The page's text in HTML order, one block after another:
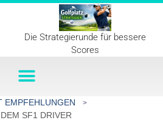
Die Strategierunde für bessere
Scores
EMPFEHLUNGEN
SF1 DRIVER